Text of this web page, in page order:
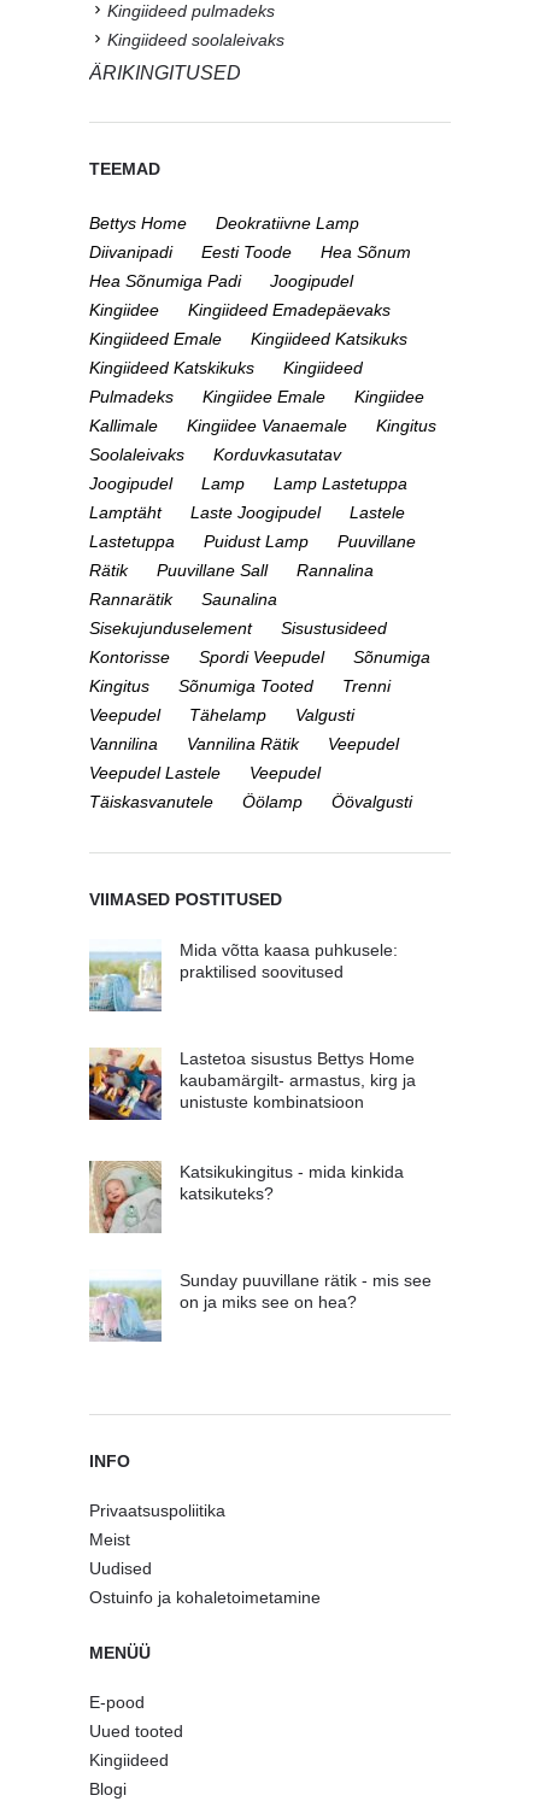
Kingiideed pulmadeks
Kingiideed soolaleivaks
ÄRIKINGITUSED
TEEMAD
Bettys Home
Deokratiivne Lamp
Diivanipadi
Eesti Toode
Hea Sõnum
Hea Sõnumiga Padi
Joogipudel
Kingiidee
Kingiideed Emadepäevaks
Kingiideed Emale
Kingiideed Katsikuks
Kingiideed Katskikuks
Kingiideed
Pulmadeks
Kingiidee Emale
Kingiidee
Kallimale
Kingiidee Vanaemale
Kingitus
Soolaleivaks
Korduvkasutatav
Joogipudel
Lamp
Lamp Lastetuppa
Lamptäht
Laste Joogipudel
Lastele
Lastetuppa
Puidust Lamp
Puuvillane
Rätik
Puuvillane Sall
Rannalina
Rannarätik
Saunalina
Sisekujunduselement
Sisustusideed
Kontorisse
Spordi Veepudel
Sõnumiga
Kingitus
Sõnumiga Tooted
Trenni
Veepudel
Tähelamp
Valgusti
Vannilina
Vannilina Rätik
Veepudel
Veepudel Lastele
Veepudel
Täiskasvanutele
Öölamp Öövalgusti
VIIMASED POSTITUSED
Mida võtta kaasa puhkusele:
praktilised soovitused
Lastetoa sisustus Bettys Home
kaubamärgilt- armastus, kirg ja
unistuste kombinatsioon
Katsikukingitus - mida kinkida
katsikuteks?
Sunday puuvillane rätik - mis see
on ja miks see on hea?
INFO
Privaatsuspoliitika
Meist
Uudised
Ostuinfo ja kohaletoimetamine
MENÜÜ
E-pood
Uued tooted
Kingiideed
Blogi